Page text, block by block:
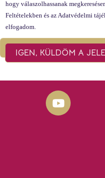
hogy válaszolhassanak
Feltételekben és az Adatvédelmi
elfogadom.
IGEN, KÜLDÖM A
Y
o